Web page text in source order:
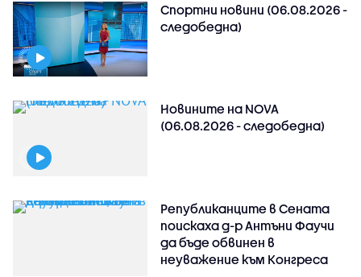
Спортни новини (06.08.2026 -
следобедна)
Новините на NOVA
(06.08.2026 - следобедна)
Републиканците в Сената
поискаха д-р Антъни Фаучи
да бъде обвинен в
неуважение към Конгреса